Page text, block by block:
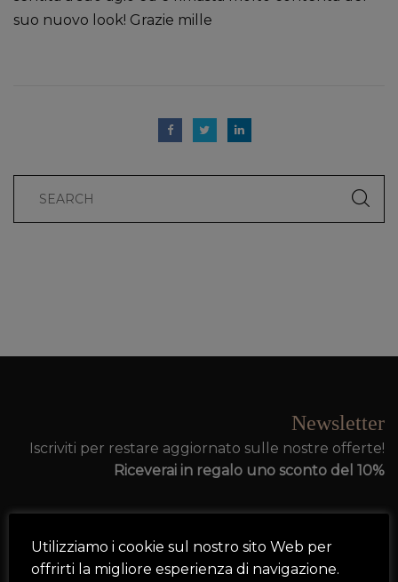
suo nuovo look! Grazie mille
Newsletter
Iscriviti per restare aggiornato sulle nostre offerte!
Riceverai in regalo uno sconto del 10%
Utilizziamo i cookie sul nostro sito Web per
offrirti la migliore esperienza di navigazione.